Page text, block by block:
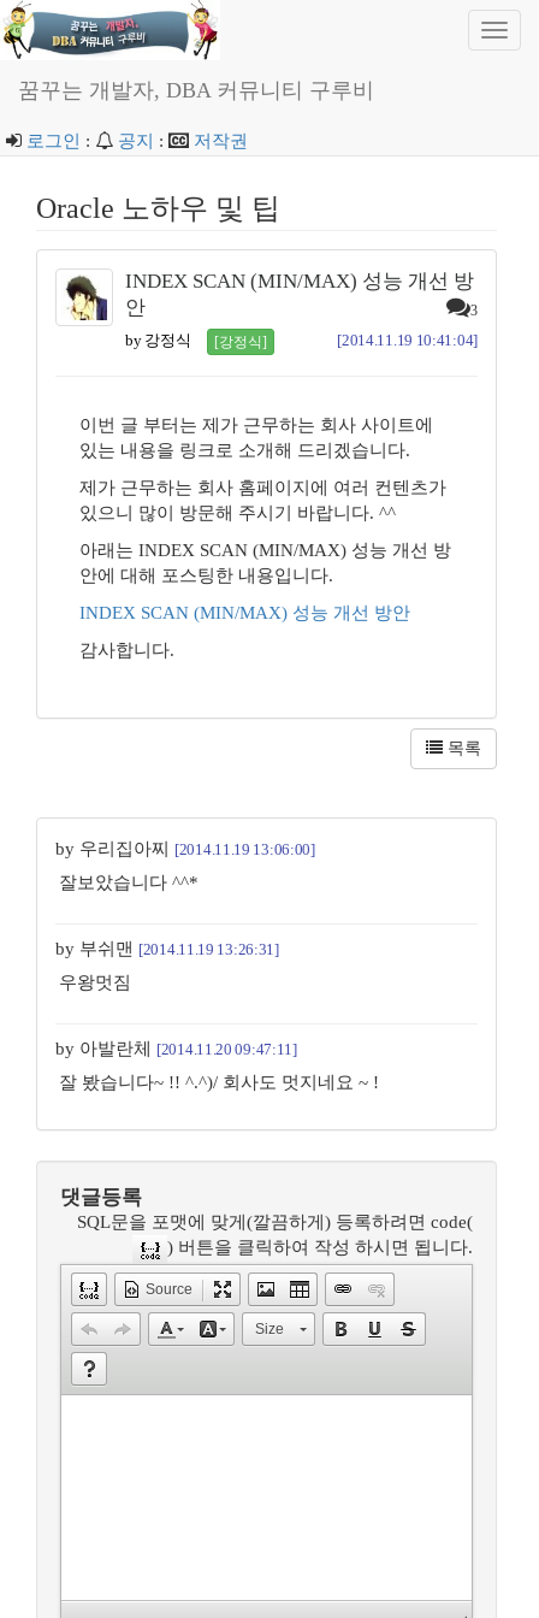
꿈꾸는 개발자, DBA 커뮤니티 구루비
로그인 : 공지 : 저작권
Oracle 노하우 및 팁
INDEX SCAN (MIN/MAX) 성능 개선 방
안
3
by 강정식 [강정식] [2014.11.19 10:41:04]
이번 글 부터는 제가 근무하는 회사 사이트에
있는 내용을 링크로 소개해 드리겠습니다.
제가 근무하는 회사 홈페이지에 여러 컨텐츠가
있으니 많이 방문해 주시기 바랍니다. ^^
아래는 INDEX SCAN (MIN/MAX) 성능 개선 방
안에 대해 포스팅한 내용입니다.
INDEX SCAN (MIN/MAX) 성능 개선 방안
감사합니다.
목록
by 우리집아찌 [2014.11.19 13:06:00]
잘보았습니다 ^^*
by 부쉬맨 [2014.11.19 13:26:31]
우왕멋짐
by 아발란체 [2014.11.20 09:47:11]
잘 봤습니다~ !! ^.^)/ 회사도 멋지네요 ~ !
댓글등록
SQL문을 포맷에 맞게(깔끔하게) 등록하려면 code(
) 버튼을 클릭하여 작성 하시면 됩니다.
Source
Size